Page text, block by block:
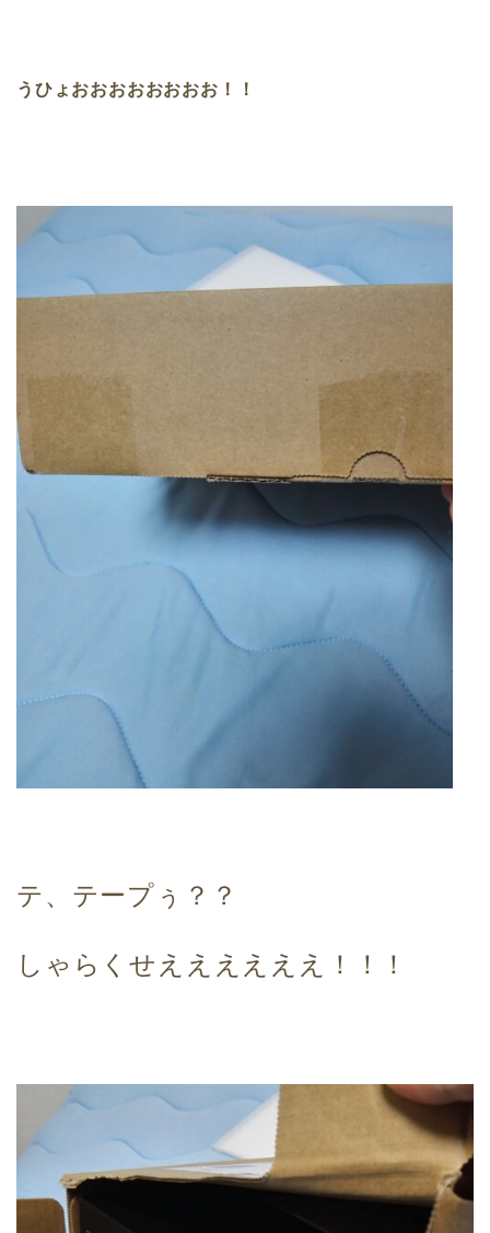
うひょおおおおおおおお！！
テ、テープぅ？？
しゃらくせええええええ！！！